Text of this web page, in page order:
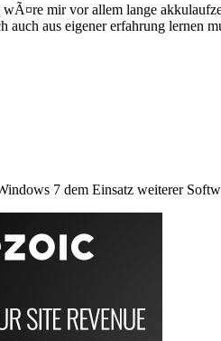
mir vor allem lange
auch aus eigener erfahrung lernen
7 dem Einsatz weiterer